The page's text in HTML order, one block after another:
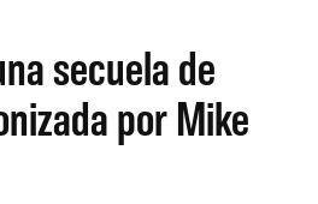
secuela de
por Mike